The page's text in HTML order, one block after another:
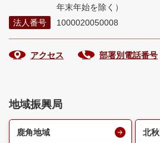
年末年始を除く）
法人番号
1000020050008
アクセス 部署別電話番号
地域振興局
鹿角地域 北